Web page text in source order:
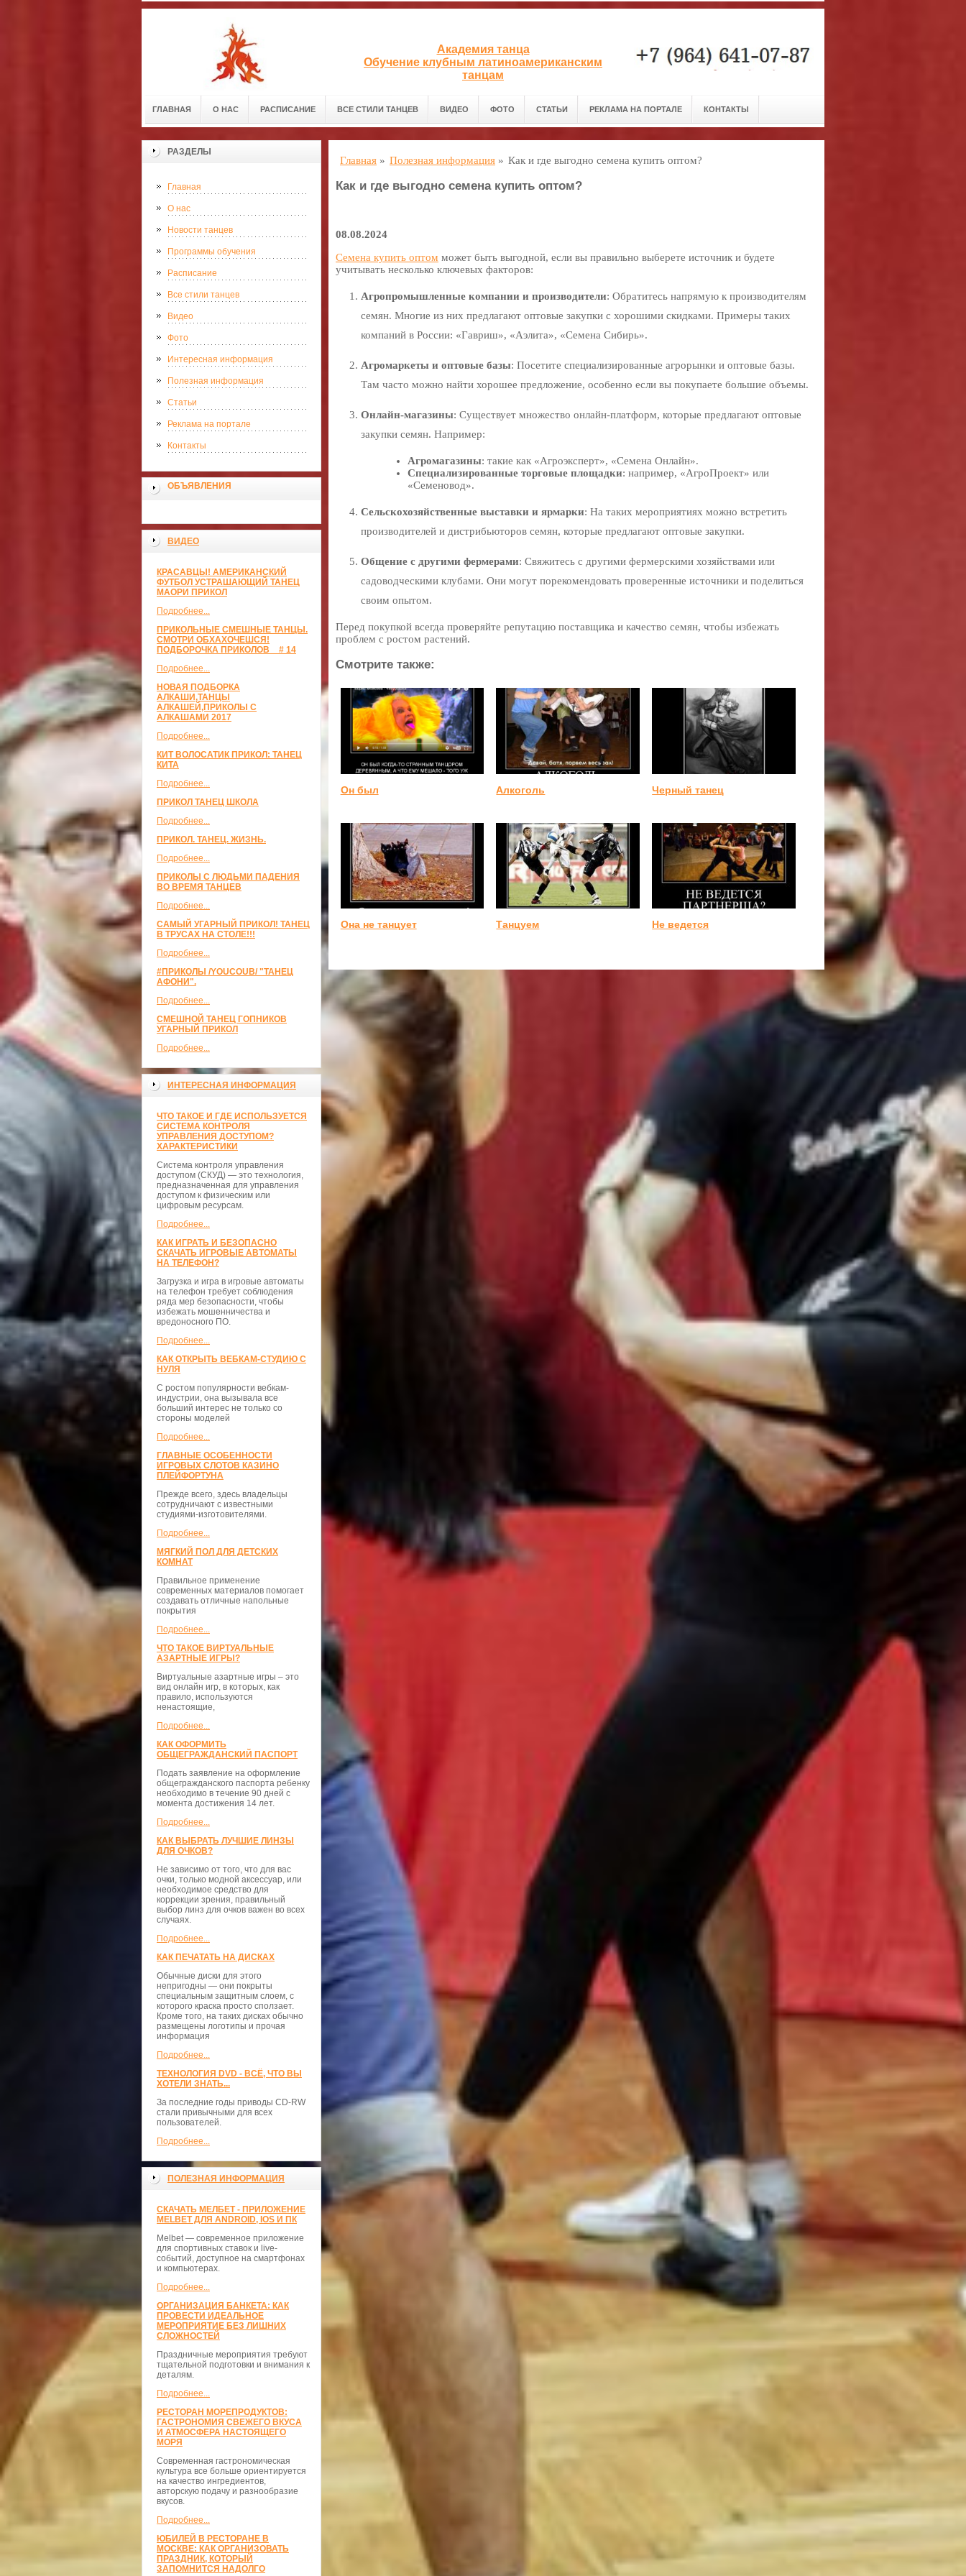
Академия танца
Обучение клубным латиноамериканским
танцам
ГЛАВНАЯ О НАС РАСПИСАНИЕ ВСЕ СТИЛИ ТАНЦЕВ ВИДЕО ФОТО СТАТЬИ РЕКЛАМА НА ПОРТАЛЕ КОНТАКТЫ
РАЗДЕЛЫ
Главная
О нас
Новости танцев
Программы обучения
Расписание
Все стили танцев
Видео
Фото
Интересная информация
Полезная информация
Статьи
Реклама на портале
Контакты
ОБЪЯВЛЕНИЯ
ВИДЕО
КРАСАВЦЫ! АМЕРИКАНСКИЙ
ФУТБОЛ УСТРАШАЮЩИЙ ТАНЕЦ
МАОРИ ПРИКОЛ
Подробнее...
ПРИКОЛЬНЫЕ СМЕШНЫЕ ТАНЦЫ.
СМОТРИ ОБХАХОЧЕШСЯ!
ПОДБОРОЧКА ПРИКОЛОВ _ # 14
Подробнее...
НОВАЯ ПОДБОРКА
АЛКАШИ,ТАНЦЫ
АЛКАШЕЙ,ПРИКОЛЫ С
АЛКАШАМИ 2017
Подробнее...
КИТ ВОЛОСАТИК ПРИКОЛ: ТАНЕЦ
КИТА
Подробнее...
ПРИКОЛ ТАНЕЦ ШКОЛА
Подробнее...
ПРИКОЛ. ТАНЕЦ. ЖИЗНЬ.
Подробнее...
ПРИКОЛЫ С ЛЮДЬМИ ПАДЕНИЯ
ВО ВРЕМЯ ТАНЦЕВ
Подробнее...
САМЫЙ УГАРНЫЙ ПРИКОЛ! ТАНЕЦ
В ТРУСАХ НА СТОЛЕ!!!
Подробнее...
#ПРИКОЛЫ /YOUCOUB/ "ТАНЕЦ
АФОНИ".
Подробнее...
СМЕШНОЙ ТАНЕЦ ГОПНИКОВ
УГАРНЫЙ ПРИКОЛ
Подробнее...
ИНТЕРЕСНАЯ ИНФОРМАЦИЯ
ЧТО ТАКОЕ И ГДЕ ИСПОЛЬЗУЕТСЯ
СИСТЕМА КОНТРОЛЯ
УПРАВЛЕНИЯ ДОСТУПОМ?
ХАРАКТЕРИСТИКИ
Система контроля управления
доступом (СКУД) — это технология,
предназначенная для управления
доступом к физическим или
цифровым ресурсам.
Подробнее...
КАК ИГРАТЬ И БЕЗОПАСНО
СКАЧАТЬ ИГРОВЫЕ АВТОМАТЫ
НА ТЕЛЕФОН?
Загрузка и игра в игровые автоматы
на телефон требует соблюдения
ряда мер безопасности, чтобы
избежать мошенничества и
вредоносного ПО.
Подробнее...
КАК ОТКРЫТЬ ВЕБКАМ-СТУДИЮ С
НУЛЯ
С ростом популярности вебкам-
индустрии, она вызывала все
больший интерес не только со
стороны моделей
Подробнее...
ГЛАВНЫЕ ОСОБЕННОСТИ
ИГРОВЫХ СЛОТОВ КАЗИНО
ПЛЕЙФОРТУНА
Прежде всего, здесь владельцы
сотрудничают с известными
студиями-изготовителями.
Подробнее...
МЯГКИЙ ПОЛ ДЛЯ ДЕТСКИХ
КОМНАТ
Правильное применение
современных материалов помогает
создавать отличные напольные
покрытия
Подробнее...
ЧТО ТАКОЕ ВИРТУАЛЬНЫЕ
АЗАРТНЫЕ ИГРЫ?
Виртуальные азартные игры – это
вид онлайн игр, в которых, как
правило, используются
ненастоящие,
Подробнее...
КАК ОФОРМИТЬ
ОБЩЕГРАЖДАНСКИЙ ПАСПОРТ
Подать заявление на оформление
общегражданского паспорта ребенку
необходимо в течение 90 дней с
момента достижения 14 лет.
Подробнее...
КАК ВЫБРАТЬ ЛУЧШИЕ ЛИНЗЫ
ДЛЯ ОЧКОВ?
Не зависимо от того, что для вас
очки, только модной аксессуар, или
необходимое средство для
коррекции зрения, правильный
выбор линз для очков важен во всех
случаях.
Подробнее...
КАК ПЕЧАТАТЬ НА ДИСКАХ
Обычные диски для этого
непригодны — они покрыты
специальным защитным слоем, с
которого краска просто сползает.
Кроме того, на таких дисках обычно
размещены логотипы и прочая
информация
Подробнее...
ТЕХНОЛОГИЯ DVD - ВСЁ, ЧТО ВЫ
ХОТЕЛИ ЗНАТЬ...
За последние годы приводы CD-RW
стали привычными для всех
пользователей.
Подробнее...
ПОЛЕЗНАЯ ИНФОРМАЦИЯ
СКАЧАТЬ МЕЛБЕТ - ПРИЛОЖЕНИЕ
MELBET ДЛЯ ANDROID, IOS И ПК
Melbet — современное приложение
для спортивных ставок и live-
событий, доступное на смартфонах
и компьютерах.
Подробнее...
ОРГАНИЗАЦИЯ БАНКЕТА: КАК
ПРОВЕСТИ ИДЕАЛЬНОЕ
МЕРОПРИЯТИЕ БЕЗ ЛИШНИХ
СЛОЖНОСТЕЙ
Праздничные мероприятия требуют
тщательной подготовки и внимания к
деталям.
Подробнее...
РЕСТОРАН МОРЕПРОДУКТОВ:
ГАСТРОНОМИЯ СВЕЖЕГО ВКУСА
И АТМОСФЕРА НАСТОЯЩЕГО
МОРЯ
Современная гастрономическая
культура все больше ориентируется
на качество ингредиентов,
авторскую подачу и разнообразие
вкусов.
Подробнее...
ЮБИЛЕЙ В РЕСТОРАНЕ В
МОСКВЕ: КАК ОРГАНИЗОВАТЬ
ПРАЗДНИК, КОТОРЫЙ
ЗАПОМНИТСЯ НАДОЛГО
Главная » Полезная информация » Как и где выгодно семена купить оптом?
Как и где выгодно семена купить оптом?
08.08.2024
Семена купить оптом может быть выгодной, если вы правильно выберете источник и будете
учитывать несколько ключевых факторов:
Агропромышленные компании и производители: Обратитесь напрямую к производителям
семян. Многие из них предлагают оптовые закупки с хорошими скидками. Примеры таких
компаний в России: «Гавриш», «Аэлита», «Семена Сибирь».
Агромаркеты и оптовые базы: Посетите специализированные агрорынки и оптовые базы.
Там часто можно найти хорошее предложение, особенно если вы покупаете большие объемы.
Онлайн-магазины: Существует множество онлайн-платформ, которые предлагают оптовые
закупки семян. Например:
Агромагазины: такие как «Агроэксперт», «Семена Онлайн».
Специализированные торговые площадки: например, «АгроПроект» или
«Семеновод».
Сельскохозяйственные выставки и ярмарки: На таких мероприятиях можно встретить
производителей и дистрибьюторов семян, которые предлагают оптовые закупки.
Общение с другими фермерами: Свяжитесь с другими фермерскими хозяйствами или
садоводческими клубами. Они могут порекомендовать проверенные источники и поделиться
своим опытом.
Перед покупкой всегда проверяйте репутацию поставщика и качество семян, чтобы избежать
проблем с ростом растений.
Смотрите также:
Он был Алкоголь Черный танец
Она не танцует Танцуем Не ведется